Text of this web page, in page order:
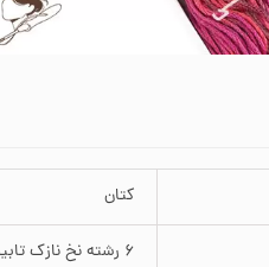
کتان
6 رشته نخ نازک تابیده شده